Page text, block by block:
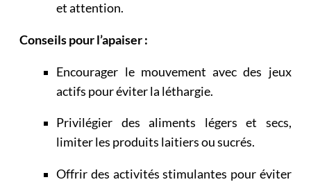
et attention.
Conseils pour l’apaiser :
Encourager le mouvement avec des jeux
actifs pour éviter la léthargie.
Privilégier des aliments légers et secs,
limiter les produits laitiers ou sucrés.
Offrir des activités stimulantes pour éviter